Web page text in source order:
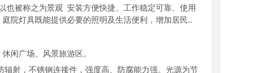
也被称之为景观 安装方便快捷、工作稳定可靠、使用
院灯具既能提供必要的照明及生活便利，增加居民..
闲广场、风景旅游区。
射，不锈钢连接件，强度高、防腐能力强。光源为节